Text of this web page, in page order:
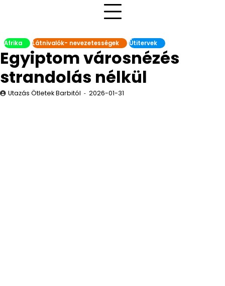
Afrika Látnivalók- nevezetességek Útitervek
Egyiptom városnézés
strandolás nélkül
Utazás Ötletek Barbitól 2026-01-31